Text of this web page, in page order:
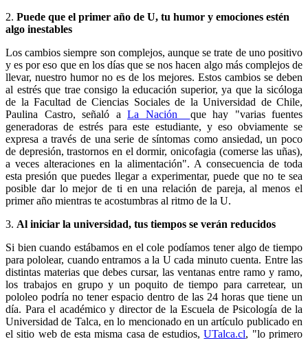
2. Puede que el primer año de U, tu humor y emociones estén
algo inestables
Los cambios siempre son complejos, aunque se trate de uno positivo
y es por eso que en los días que se nos hacen algo más complejos de
llevar, nuestro humor no es de los mejores. Estos cambios se deben
al estrés que trae consigo la educación superior, ya que la sicóloga
de la Facultad de Ciencias Sociales de la Universidad de Chile,
Paulina Castro, señaló a La Nación que hay "varias fuentes
generadoras de estrés para este estudiante, y eso obviamente se
expresa a través de una serie de síntomas como ansiedad, un poco
de depresión, trastornos en el dormir, onicofagia (comerse las uñas),
a veces alteraciones en la alimentación". A consecuencia de toda
esta presión que puedes llegar a experimentar, puede que no te sea
posible dar lo mejor de ti en una relación de pareja, al menos el
primer año mientras te acostumbras al ritmo de la U.
3. Al iniciar la universidad, tus tiempos se verán reducidos
Si bien cuando estábamos en el cole podíamos tener algo de tiempo
para pololear, cuando entramos a la U cada minuto cuenta. Entre las
distintas materias que debes cursar, las ventanas entre ramo y ramo,
los trabajos en grupo y un poquito de tiempo para carretear, un
pololeo podría no tener espacio dentro de las 24 horas que tiene un
día. Para el académico y director de la Escuela de Psicología de la
Universidad de Talca, en lo mencionado en un artículo publicado en
el sitio web de esta misma casa de estudios,UTalca.cl, "lo primero